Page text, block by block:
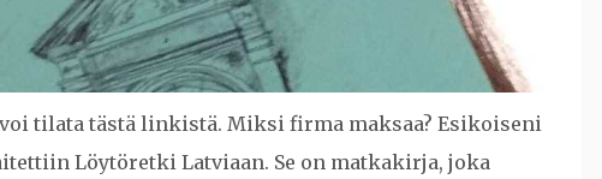
tilata tästä linkistä. Miksi firma maksaa? Esikoiseni
Löytöretki Latviaan. Se on matkakirja, joka